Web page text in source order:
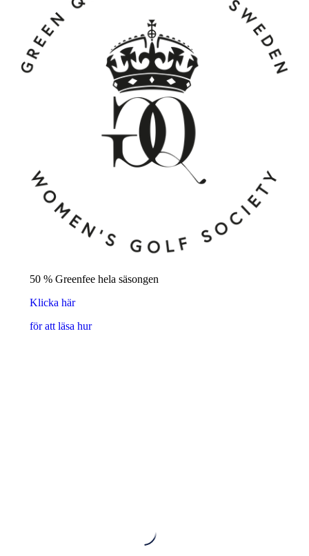
50 % Greenfee hela säsongen
Klicka här
för att läsa hur